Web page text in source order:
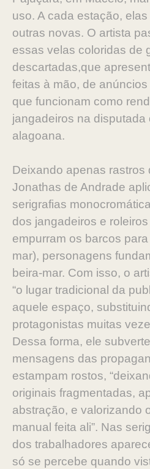
uso. A cada estação,
outras novas. O artista
essas velas coloridas de
descartadas,que
feitas à mão, de
que funcionam como
jangadeiros na disputada
alagoana.
Deixando apenas rastros
Jonathas de Andrade
serigrafias
dos jangadeiros e
empurram os barcos
mar), personagens
beira-mar. Com isso, o
“o lugar tradicional da
aquele espaço,
protagonistas muitas
Dessa forma, ele
mensagens das
estampam rostos,
originais fragmentadas,
abstração, e valorizando
manual feita ali”. Nas
dos trabalhadores
só se percebe quando